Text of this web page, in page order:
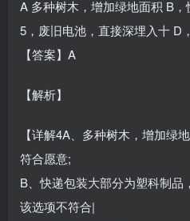
A 多种树木，增加绿地面积 B
5，废旧电池，直接深埋入十 D
【答案】A
【解析】
【详解4A、多种树木，增加绿
符合愿意;
B、快递包装大部分为塑科制品
该选项不符合|